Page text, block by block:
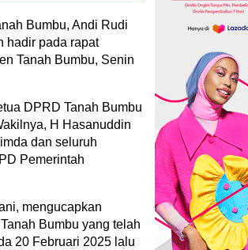
Bumbu, Andi Rudi
hadir pada rapat
Tanah Bumbu, Senin
DPRD Tanah Bumbu
H Hasanuddin
dan seluruh
Pemerintah
mengucapkan
Bumbu yang telah
20 Februari 2025 lalu